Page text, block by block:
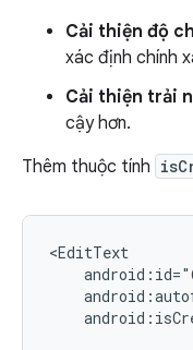
Cải thiện độ
xác định chính
Cải thiện trải
cậy hơn.
Thêm thuộc tính